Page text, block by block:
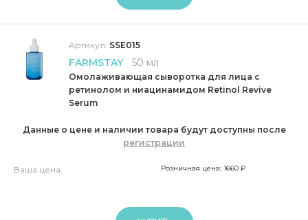
Артикул: SSE015
FARMSTAY 50 мл
Омолаживающая сыворотка для лица с
ретинолом и ниацинамидом Retinol Revive
Serum
Данные о цене и наличии товара будут доступны после
регистрации
Ваша цена Розничная цена: 1660 ₽